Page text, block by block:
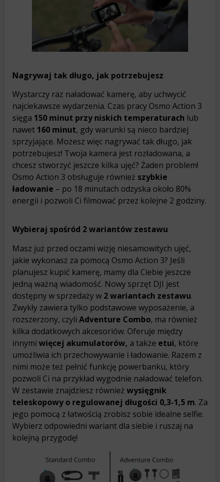
Nagrywaj tak długo, jak potrzebujesz
Wystarczy raz naładować kamerę, aby uchwycić
najciekawsze wydarzenia. Czas pracy Osmo Action 3
sięga 150 minut przy niskich temperaturach lub
nawet 160 minut, gdy warunki są nieco bardziej
sprzyjające. Możesz więc nagrywać tak długo, jak
potrzebujesz! Twoja kamera jest rozładowana, a
chcesz stworzyć jeszcze kilka ujęć? Żaden problem!
Osmo Action 3 obsługuje również szybkie
ładowanie – po 18 minutach odzyska około 80%
energii i pozwoli Ci filmować przez kolejne 2 godziny.
Wybieraj spośród 2 wariantów zestawu
Masz już przed oczami wizję niesamowitych ujęć,
jakie wykonasz za pomocą Osmo Action 3? Jeśli
planujesz kupić kamerę, mamy dla Ciebie jeszcze
jedną ważną wiadomość. Nowy sprzęt DJI jest
dostępny w sprzedaży w 2 wariantach zestawu.
Zwykły zawiera tylko podstawowe wyposażenie, a
rozszerzony, czyli Adventure Combo, ma również
kilka dodatkowych akcesoriów. Oferuje między
innymi więcej akumulatorów, a także etui, które
umożliwia ich przechowywanie i ładowanie. Razem z
nimi może też pełnić funkcję powerbanku, który
pozwoli Ci na przykład wygodnie naładować telefon.
W zestawie znajdziesz również wysięgnik
teleskopowy o regulowanej długości 0,3-1,5 m. Za
jego pomocą z łatwością zrobisz sobie idealne selfie.
Wybierz odpowiedni wariant dla siebie i ruszaj na
kolejną przygodę!